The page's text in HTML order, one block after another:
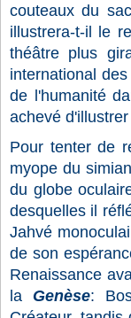
couteaux du
illustrera-t-il le
théâtre plus
international
de l'humanité
achevé
Pour tenter de
myope du
du globe
desquelles il
Jahvé
de son
Renaissance
la Genèse: